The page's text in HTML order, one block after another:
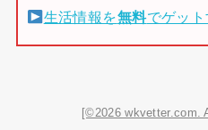
生活情報を無料でゲット
[©2026 wkvetter.com.